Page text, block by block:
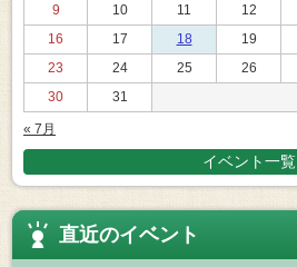
9
10 11 12
16
17 18 19
23
24 25 26
30
31
« 7月
イベント一覧
直近のイベント